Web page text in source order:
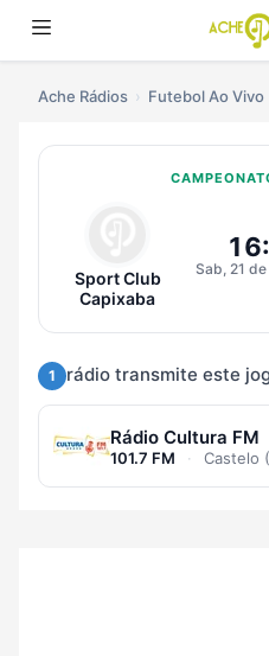
Ache Rádios Futebol Ao Vivo
Sport Club
Capixaba
Sab, 21
1 rádio transmite este
Rádio Cultura FM
101.7 FM · Castelo